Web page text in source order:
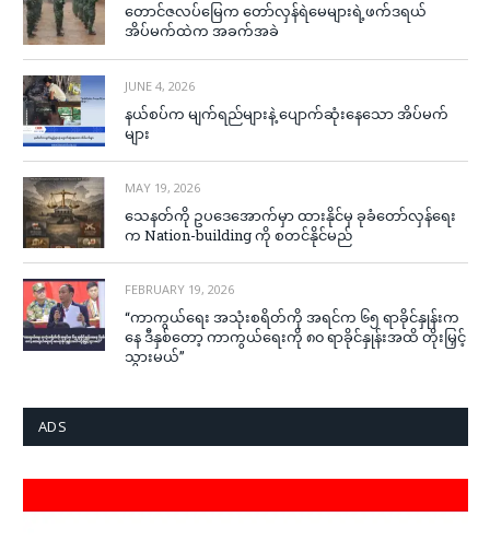
တောင်ဇလပ်မြေက တော်လှန်ရဲမေများရဲ့ဖက်ဒရယ်
အိပ်မက်ထဲက အခက်အခဲ
JUNE 4, 2026
နယ်စပ်က မျက်ရည်များနဲ့ ပျောက်ဆုံးနေသော အိပ်မက်
များ
MAY 19, 2026
သေနတ်ကို ဥပဒေအောက်မှာ ထားနိုင်မှ ခုခံတော်လှန်ရေး
က Nation-building ကို စတင်နိုင်မည်
FEBRUARY 19, 2026
“ကာကွယ်ရေး အသုံးစရိတ်ကို အရင်က ၆၅ ရာခိုင်နှုန်းက
နေ ဒီနှစ်တော့ ကာကွယ်ရေးကို ၈၀ ရာခိုင်နှုန်းအထိ တိုးမြှင့်
သွားမယ်”
ADS